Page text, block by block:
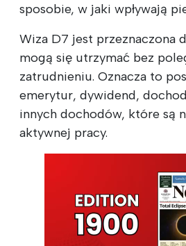
sposobie, w jaki wpływają
Wiza D7 jest przeznaczona
mogą się utrzymać bez
zatrudnieniu. Oznacza to
emerytur, dywidend,
innych dochodów, które są
aktywnej pracy.